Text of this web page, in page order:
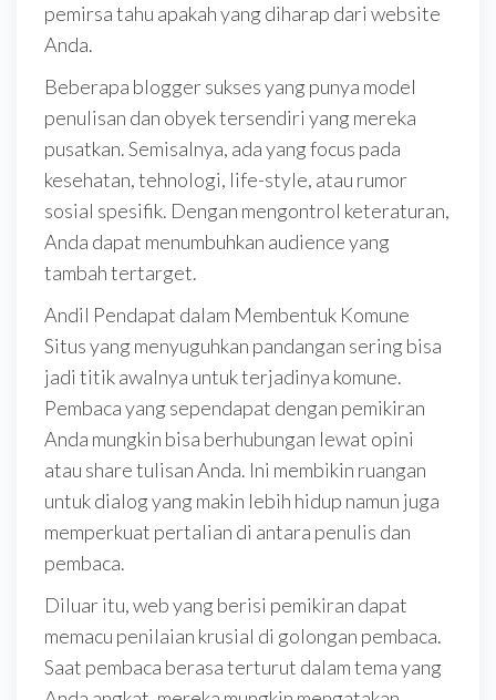
pemirsa tahu apakah yang diharap dari website
Anda.
Beberapa blogger sukses yang punya model
penulisan dan obyek tersendiri yang mereka
pusatkan. Semisalnya, ada yang focus pada
kesehatan, tehnologi, life-style, atau rumor
sosial spesifik. Dengan mengontrol keteraturan,
Anda dapat menumbuhkan audience yang
tambah tertarget.
Andil Pendapat dalam Membentuk Komune
Situs yang menyuguhkan pandangan sering bisa
jadi titik awalnya untuk terjadinya komune.
Pembaca yang sependapat dengan pemikiran
Anda mungkin bisa berhubungan lewat opini
atau share tulisan Anda. Ini membikin ruangan
untuk dialog yang makin lebih hidup namun juga
memperkuat pertalian di antara penulis dan
pembaca.
Diluar itu, web yang berisi pemikiran dapat
memacu penilaian krusial di golongan pembaca.
Saat pembaca berasa terturut dalam tema yang